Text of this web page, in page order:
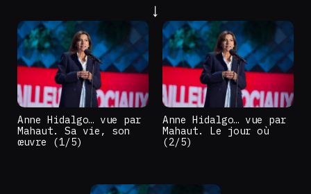
Anne Hidalgo… vue par
Mahaut. Sa vie, son
œuvre (1/5)
Anne Hidalgo… vue par
Mahaut. Le jour où
(2/5)